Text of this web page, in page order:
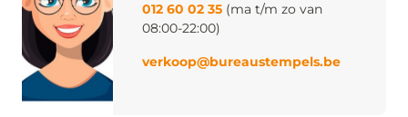
012 60 02 35 (ma t/m zo van
08:00-22:00)
verkoop@bureaustempels.be